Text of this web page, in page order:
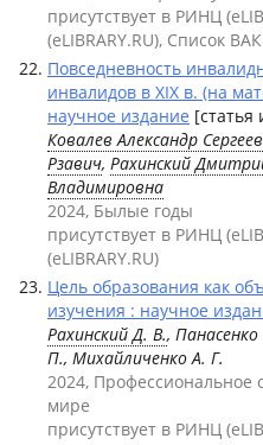
присутствует в РИНЦ
(eLIBRARY.RU), Список ВАК
Повседневность
инвалидов в XIX в. (на
научное издание [статья
Ковалев Александр
Рзавич, Рахинский
Владимировна
2024, Былые годы
присутствует в РИНЦ
(eLIBRARY.RU)
Цель образования как
изучения : научное
Рахинский Д. В.,
П., Михайличенко А. Г.
2024, Профессиональное
мире
присутствует в РИНЦ